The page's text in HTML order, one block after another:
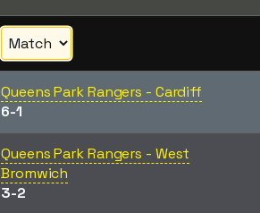
Queens Park Rangers - Cardiff
6-1
Queens Park Rangers - West
Bromwich
3-2